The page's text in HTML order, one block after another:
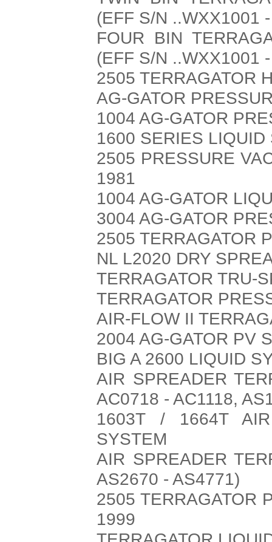
(EFF S/N ..WXX1001
FOUR BIN
(EFF S/N ..WXX1001
2505 TERRAGATOR
AG-GATOR
1004 AG-GATOR
1600 SERIES
2505 PRESSURE
1981
1004 AG-GATOR
3004 AG-GATOR
2505 TERRAGATOR
NL L2020 DRY
TERRAGATOR TRU-
TERRAGATOR
AIR-FLOW II
2004 AG-GATOR PV
BIG A 2600 LIQUID
AIR SPREADER
AC0718 - AC1118,
1603T / 1664T AIR
SYSTEM
AIR SPREADER
AS2670 - AS4771)
2505 TERRAGATOR
1999